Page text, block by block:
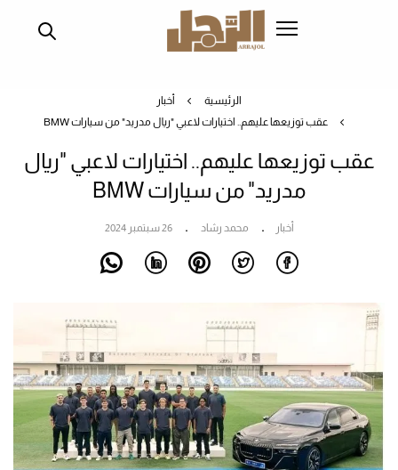
الرئيسية
أخبار
عقب توزيعها عليهم.. اختيارات لاعبي "ريال مدريد" من سيارات BMW
عقب توزيعها عليهم.. اختيارات لاعبي "ريال
مدريد" من سيارات BMW
أخبار محمد رشاد 26 سبتمبر 2024